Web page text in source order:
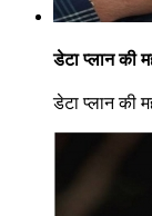
डेटा प्लान की
डेटा प्लान की